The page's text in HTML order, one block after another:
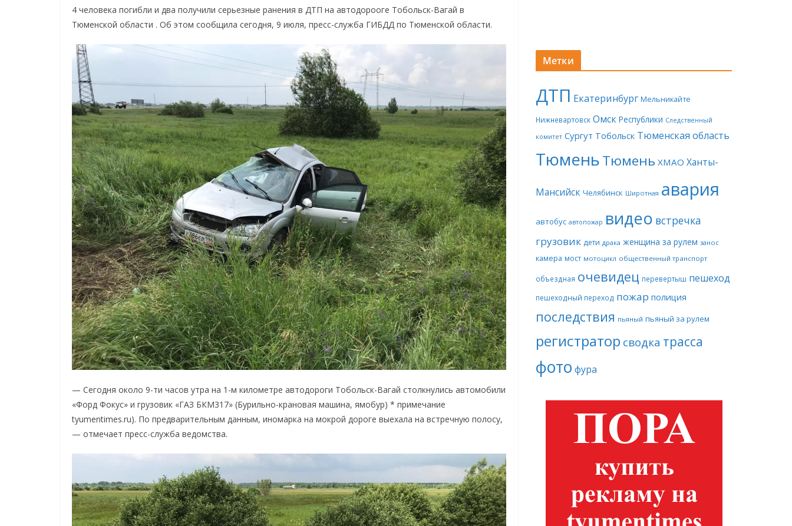
4 человека погибли и два получили серьезные ранения в ДТП на автодорооге Тобольск-Вагай в
Тюменской области . Об этом сообщила сегодня, 9 июля, пресс-служба ГИБДД по Тюменской области.
— Сегодня около 9-ти часов утра на 1-м километре автодороги Тобольск-Вагай столкнулись автомобили
«Форд Фокус» и грузовик «ГАЗ БКМ317» (Бурильно-крановая машина, ямобур) * примечание
tyumentimes.ru). По предварительным данным, иномарка на мокрой дороге выехала на встречную полосу,
— отмечает пресс-служба ведомства.
Метки
ДТП Екатеринбург Мельникайте
Нижневартовск Омск Республики Следственный
комитет Сургут Тобольск Тюменская область
ТюменьТюмень ХМАО Ханты-
Мансийск Челябинск Широтная авария
автобус автопожар видео встречка
грузовик дети драка женщина за рулем занос
камера мост мотоцикл общественный транспорт
объездная очевидец перевертыш пешеход
пешеходный переход пожар полиция
последствия пьяный пьяный за рулем
регистратор сводка трасса
фото фура